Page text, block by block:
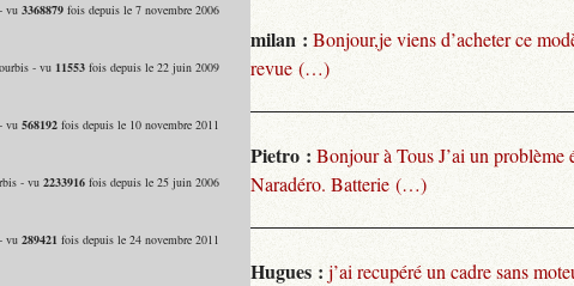
vu 3368879fois depuis le 7 novembre 2006
- vu 11553fois depuis le 22 juin 2009
vu 568192fois depuis le 10 novembre 2011
- vu 2233916fois depuis le 25 juin 2006
vu 289421 fois depuis le 24 novembre 2011
milan : Bonjour,je viens d’acheter ce
revue (…)
Pietro : Bonjour à Tous J’ai un problème
Naradéro. Batterie (…)
Hugues : j’ai recupéré un cadre sans